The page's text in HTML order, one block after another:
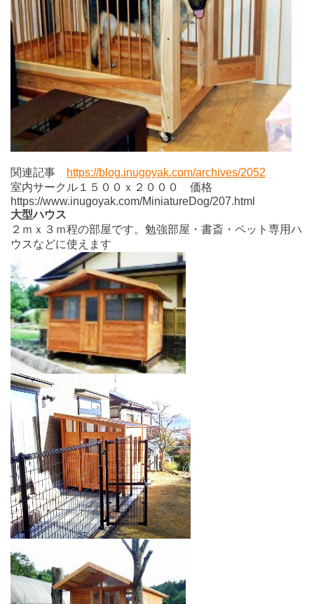
関連記事
https://blog.inugoyak.com/archives/2052
室内サークル１５００ｘ２０００ 価格
https://www.inugoyak.com/MiniatureDog/207.html
大型ハウス
２ｍｘ３ｍ程の部屋です。勉強部屋・書斎・ペット専用ハ
ウスなどに使えます